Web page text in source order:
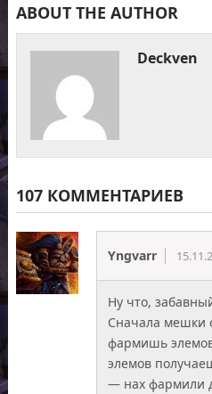
ABOUT THE AUTHOR
Deckven
107 КОММЕНТАРИЕВ
Yngvarr
Ну что,
Сначала мешки
фармишь элемов
элемов
— нах фармили